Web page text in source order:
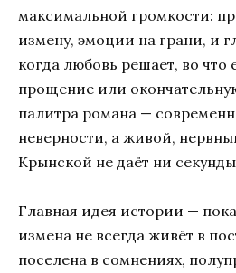
максимальной громкости:
измену, эмоции на грани, и
когда любовь решает, во что
прощение или
палитра романа —
неверности, а живой,
Крынской не даёт ни
Главная идея истории —
измена не всегда живёт в
поселена в сомнениях,